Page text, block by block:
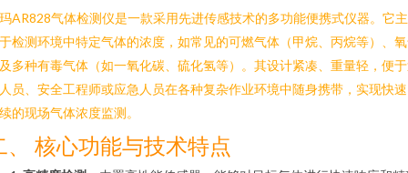
AR828气体检测仪是一款采用先进传感技术的多功能便携式仪器。它
检测环境中特定气体的浓度，如常见的可燃气体（甲烷、丙烷等）、
多种有毒气体（如一氧化碳、硫化氢等）。其设计紧凑、重量轻，便
员、安全工程师或应急人员在各种复杂作业环境中随身携带，实现快
的现场气体浓度监测。
、 核心功能与技术特点